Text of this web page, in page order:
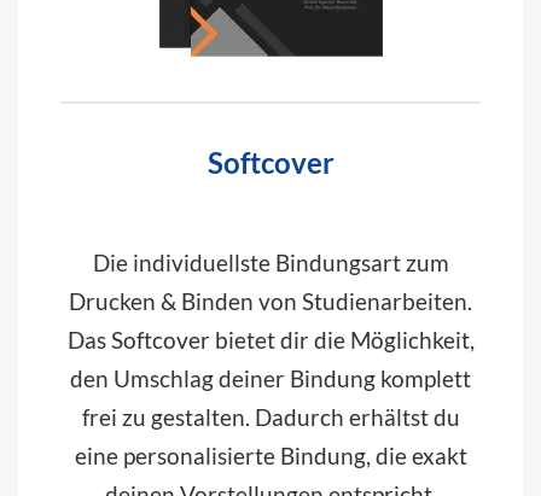
Softcover
Die individuellste Bindungsart zum
Drucken & Binden von Studienarbeiten.
Das Softcover bietet dir die Möglichkeit,
den Umschlag deiner Bindung komplett
frei zu gestalten. Dadurch erhältst du
eine personalisierte Bindung, die exakt